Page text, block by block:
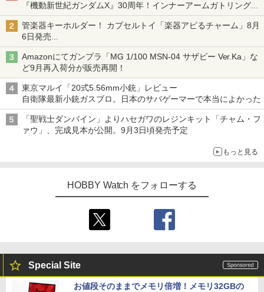
『機動新世紀ガンダムX』30周年！インナーアームガトリングの
変形機構まで再現し最新フォーマットでキット化！
管楽器キーホルダー！ カプセルトイ「楽器アピるチャーム」8月
6日発売
チューバ、テナサクなど5種各3色
Amazonにてガンプラ「MG 1/100 MSN-04 サザビー Ver.Ka」な
ど9月再入荷分が販売再開！
東京マルイ「20式5.56mm小銃」レビュー
自衛隊最新小銃ガスブロ。日本のサバゲーマーで本当によかった
「聖戦士ダンバイン」よりハセガワのレジンキット「チャム・フ
ァウ」、完成見本が公開。9月3日頃発売予定
もっと見る
HOBBY Watch をフォローする
Special Site
お値段そのままでメモリ倍増！メモリ32GBの